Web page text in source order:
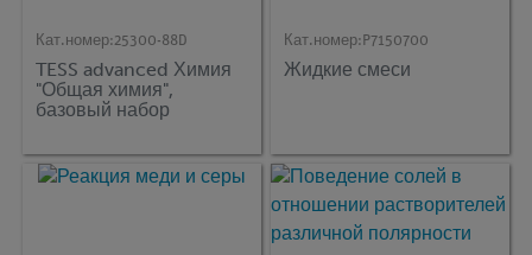
Кат.номер:25300-88D
TESS advanced Химия
"Общая химия",
базовый набор
Кат.номер: P7150700
Жидкие смеси